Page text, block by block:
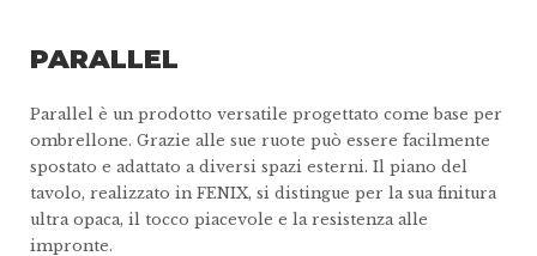
PARALLEL
Parallel è un prodotto versatile progettato come base per
ombrellone. Grazie alle sue ruote può essere facilmente
spostato e adattato a diversi spazi esterni. Il piano del
tavolo, realizzato in FENIX, si distingue per la sua finitura
ultra opaca, il tocco piacevole e la resistenza alle
impronte.